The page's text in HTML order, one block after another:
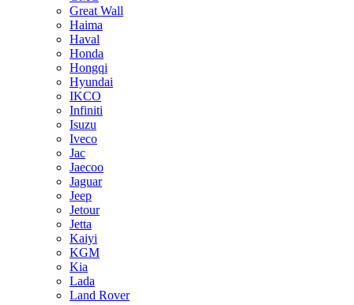
Great Wall
Haima
Haval
Honda
Hongqi
Hyundai
IKCO
Infiniti
Isuzu
Iveco
Jac
Jaecoo
Jaguar
Jeep
Jetour
Jetta
Kaiyi
KGM
Kia
Lada
Land Rover